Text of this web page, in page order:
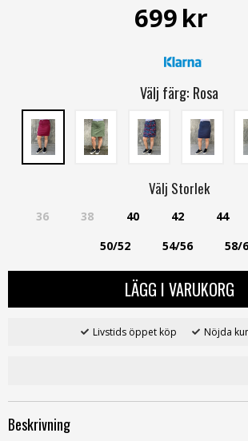
699kr
Välj färg: Rosa
Välj Storlek
36 38 40 42 44
50/52
54/56 58/
LÄGG I VARUKORG
Livstids öppet köp Nöjda
Beskrivning